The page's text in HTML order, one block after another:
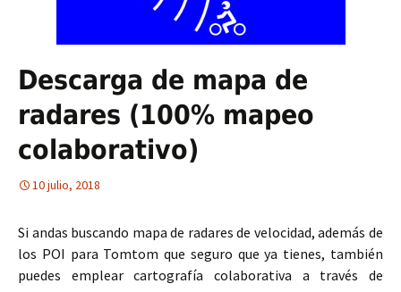
Descarga de mapa de
radares (100% mapeo
colaborativo)
10 julio, 2018
Si andas buscando mapa de radares de velocidad, además de
los POI para Tomtom que seguro que ya tienes, también
puedes emplear cartografía colaborativa a través de